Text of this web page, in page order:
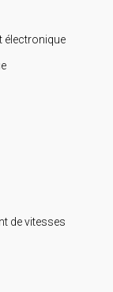
électronique
de vitesses